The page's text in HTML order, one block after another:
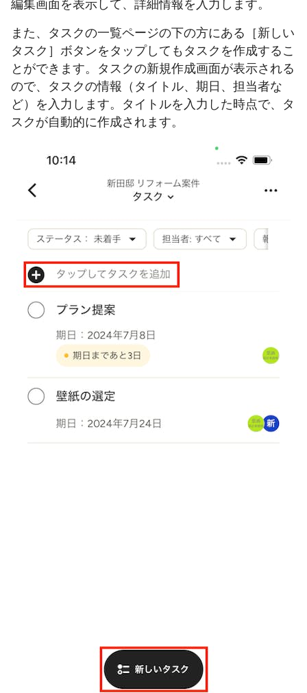
編集画面を表示して、詳細情報を入力します。
また、タスクの一覧ページの下の方にある［新しい
タスク］ボタンをタップしてもタスクを作成するこ
とができます。タスクの新規作成画面が表示される
ので、タスクの情報（タイトル、期日、担当者な
ど）を入力します。タイトルを入力した時点で、タ
スクが自動的に作成されます。